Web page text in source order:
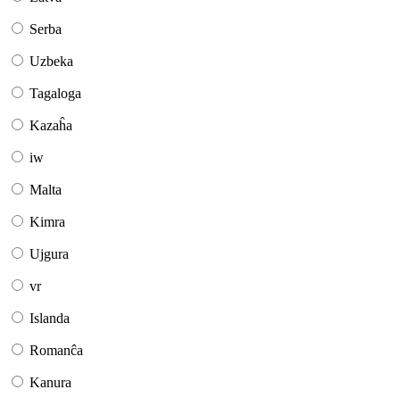
Serba
Uzbeka
Tagaloga
Kazaĥa
iw
Malta
Kimra
Ujgura
vr
Islanda
Romanĉa
Kanura